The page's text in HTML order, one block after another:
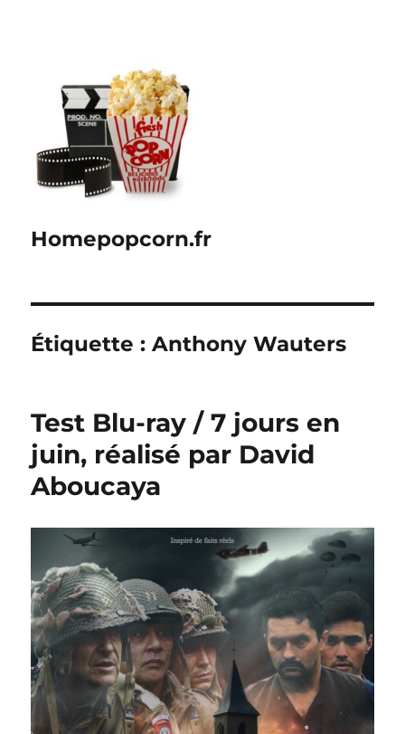
Homepopcorn.fr
Étiquette :Anthony Wauters
Test Blu-ray / 7 jours en
juin, réalisé par David
Aboucaya